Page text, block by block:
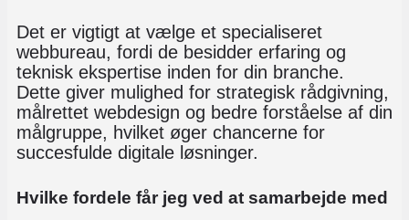
Det er vigtigt at vælge et specialiseret
webbureau, fordi de besidder erfaring og
teknisk ekspertise inden for din branche.
Dette giver mulighed for strategisk rådgivning,
målrettet webdesign og bedre forståelse af din
målgruppe, hvilket øger chancerne for
succesfulde digitale løsninger.
Hvilke fordele får jeg ved at samarbejde med